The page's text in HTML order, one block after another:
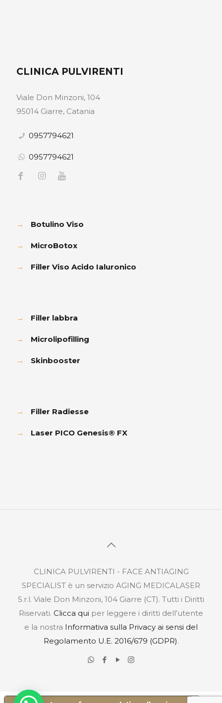
CLINICA PULVIRENTI
Viale Don Minzoni, 104
95014 Giarre, Catania
0957794621
0957794621
→ Botulino Viso
→ MicroBotox
→ Filler Viso Acido Ialuronico
→ Filler labbra
→ Microlipofilling
→ Skinbooster
→ Filler Radiesse
→ Laser PICO Genesis® FX
CLINICA PULVIRENTI - FACE ANTIAGING
SPECIALIST è un servizio AGING MEDICALASER
S.r.l. Viale Don Minzoni, 104 Giarre (CT). Tutti i Diritti
Riservati. Clicca qui per leggere i diritti dell’utente
e la nostra Informativa sulla Privacy ai sensi del
Regolamento U.E. 2016/679 (GDPR).